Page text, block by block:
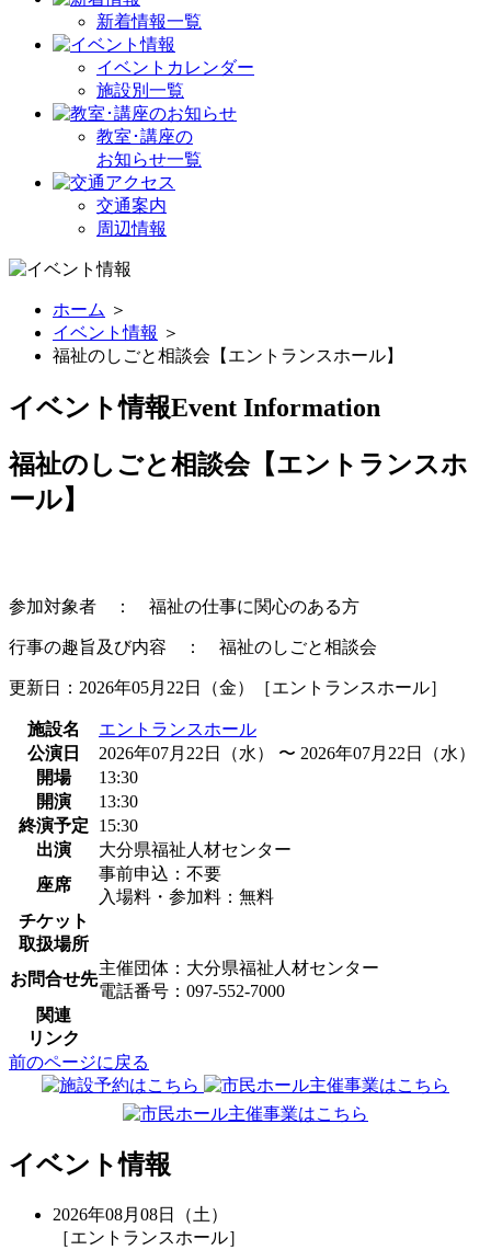
新着情報一覧
イベントカレンダー
施設別一覧
教室･講座の
お知らせ一覧
交通案内
周辺情報
ホーム ＞
イベント情報 ＞
福祉のしごと相談会【エントランスホール】
イベント情報Event Information
福祉のしごと相談会【エントランスホ
ール】
参加対象者 ： 福祉の仕事に関心のある方
行事の趣旨及び内容 ： 福祉のしごと相談会
更新日：2026年05月22日（金）［エントランスホール］
施設名
エントランスホール
公演日
2026年07月22日（水） 〜 2026年07月22日（水）
開場
13:30
開演
13:30
終演予定
15:30
出演
大分県福祉人材センター
座席
事前申込：不要
入場料・参加料：無料
チケット
取扱場所
お問合せ先
主催団体：大分県福祉人材センター
電話番号：097-552-7000
関連
リンク
前のページに戻る
イベント情報
2026年08月08日（土）
［エントランスホール］